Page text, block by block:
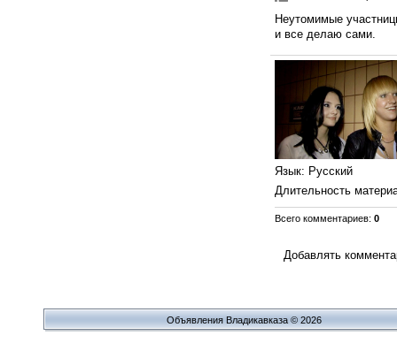
Неутомимые
и все делаю сами.
Язык: Русский
Длительность
Всего комментариев: 0
Добавлять
Объявления Владикавказа © 2026